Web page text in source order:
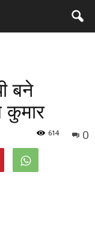
बने
कुमार
0
614